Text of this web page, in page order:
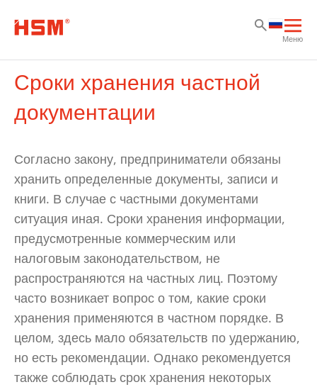
Меню
Сроки хранения частной
документации
Согласно закону, предприниматели обязаны
хранить определенные документы, записи и
книги. В случае с частными документами
ситуация иная. Сроки хранения информации,
предусмотренные коммерческим или
налоговым законодательством, не
распространяются на частных лиц. Поэтому
часто возникает вопрос о том, какие сроки
хранения применяются в частном порядке. В
целом, здесь мало обязательств по удержанию,
но есть рекомендации. Однако рекомендуется
также соблюдать срок хранения некоторых